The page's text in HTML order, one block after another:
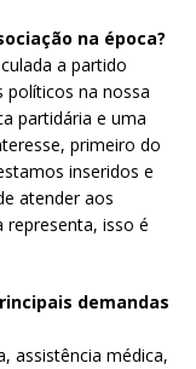
na época?
a partido
na nossa
partidária e uma
primeiro do
inseridos e
atender aos
representa, isso é
demandas
assistência médica,